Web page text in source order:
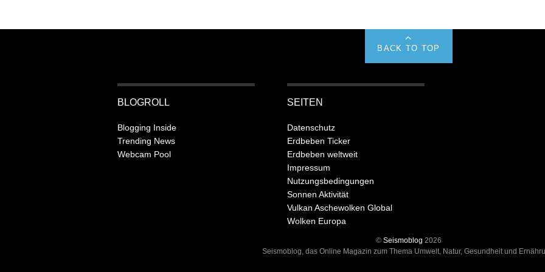
BACK TO TOP
BLOGROLL
Blogging Inside
Trending News
Webcam Pool
SEITEN
Datenschutz
Erdbeben Ticker
Erdbeben weltweit
Impressum
Nutzungsbedingungen
Sonnen Aktivität
Vulkan Aschewolken Global
Wolken Europa
© Seismoblog 2026
Seismoblog, das Online Magazin zum Thema Umwelt, Natur, Gesundheit und